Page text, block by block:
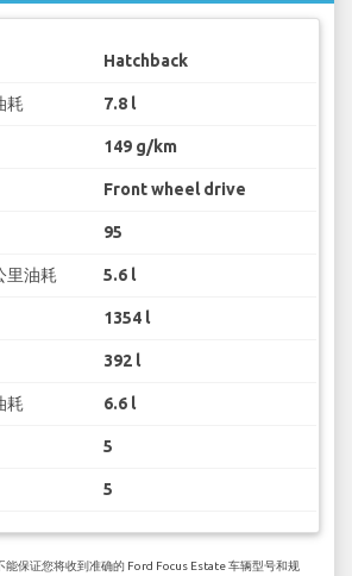
Hatchback
耗 7.8 l
149 g/km
Front wheel drive
95
里油耗 5.6 l
1354 l
392 l
耗 6.6 l
5
5
能保证您将收到准确的 Ford Focus Estate 车辆型号和规